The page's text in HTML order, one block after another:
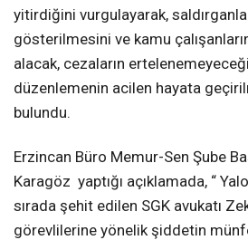
yitirdiğini vurgulayarak,
gösterilmesini ve kamu
alacak, cezaların
düzenlemenin acilen hayata
bulundu.
Erzincan Büro Memur-Sen Şube
Karagöz yaptığı açıklamada, “
sırada şehit edilen SGK avukatı
görevlilerine yönelik şiddetin